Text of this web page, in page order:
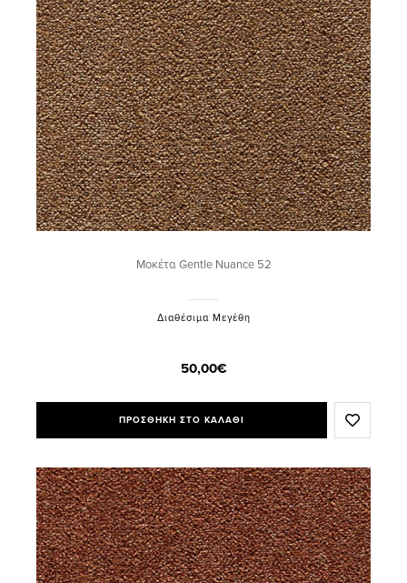
Μοκέτα Gentle Nuance 52
Διαθέσιμα Μεγέθη
50,00€
ΠΡΟΣΘΗΚΗ ΣΤΟ ΚΑΛΑΘΙ